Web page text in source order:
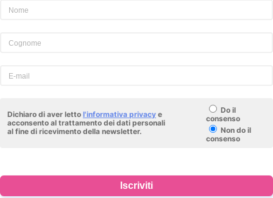
Dichiaro di aver letto l'informativa privacy e
acconsento al trattamento dei dati personali
al fine di ricevimento della newsletter.
Do il
consenso
Non do il
consenso
Iscriviti